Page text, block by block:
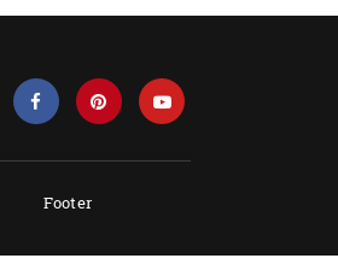
Footer